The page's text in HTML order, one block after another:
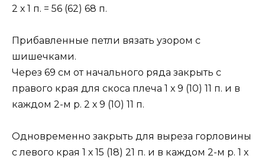
2 х 1 п. = 56 (62) 68 п.
Прибавленные петли вязать узором с
шишечками.
Через 69 см от начального ряда закрыть с
правого края для скоса плеча 1 х 9 (10) 11 п. и в
каждом 2-м р. 2 х 9 (10) 11 п.
Одновременно закрыть для выреза горловины
с левого края 1 х 15 (18) 21 п. и в каждом 2-м р. 1 х